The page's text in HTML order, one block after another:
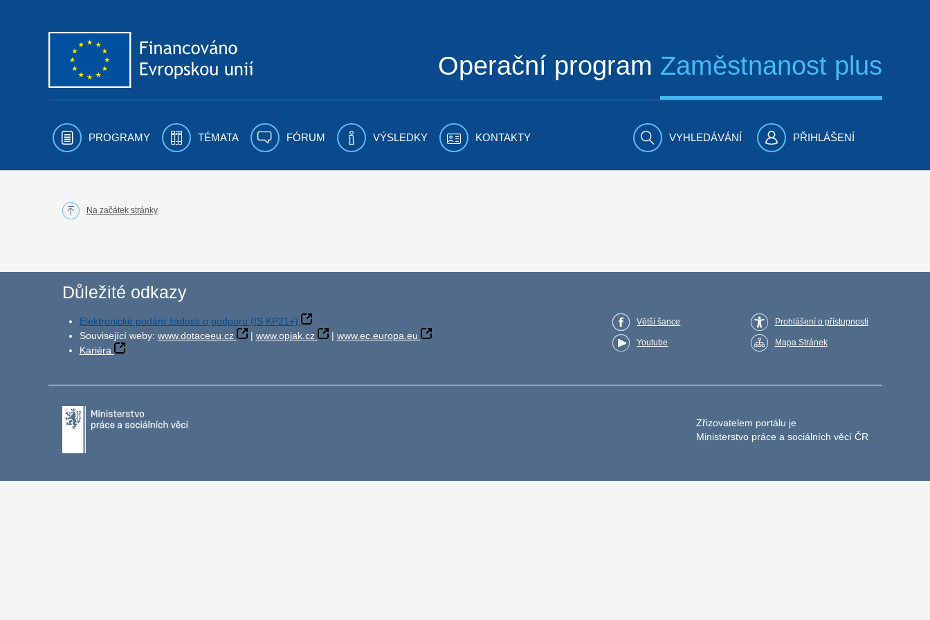
Operační program Zaměstnanost plus
PROGRAMY TÉMATA FÓRUM VÝSLEDKY KONTAKTY VYHLEDÁVÁNÍ PŘIHLÁŠENÍ
Na začátek stránky
Důležité odkazy
Elektronické podání žádosti o podporu (IS KP21+)
Související weby: www.dotaceeu.cz | www.opjak.cz | www.ec.europa.eu
Kariéra
Větší šance
Youtube
Prohlášení o přístupnosti
Mapa Stránek
Zřizovatelem portálu je
Ministerstvo práce a sociálních věcí ČR